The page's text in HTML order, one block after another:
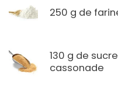
250 g de
130 g de
cassonade